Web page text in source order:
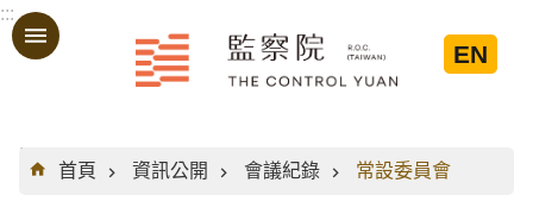
跳到主要內容區塊
:::
EN
:::
首頁
資訊公開 會議紀錄 常設委員會